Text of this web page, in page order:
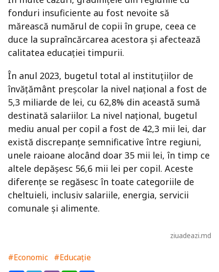
fonduri insuficiente au fost nevoite să
mărească numărul de copii în grupe, ceea ce
duce la supraîncărcarea acestora și afectează
calitatea educației timpurii.
În anul 2023, bugetul total al instituțiilor de
învățământ preșcolar la nivel național a fost de
5,3 miliarde de lei, cu 62,8% din această sumă
destinată salariilor. La nivel național, bugetul
mediu anual per copil a fost de 42,3 mii lei, dar
există discrepanțe semnificative între regiuni,
unele raioane alocând doar 35 mii lei, în timp ce
altele depășesc 56,6 mii lei per copil. Aceste
diferențe se regăsesc în toate categoriile de
cheltuieli, inclusiv salariile, energia, servicii
comunale și alimente.
ziuadeazi.md
#Economic #Educație